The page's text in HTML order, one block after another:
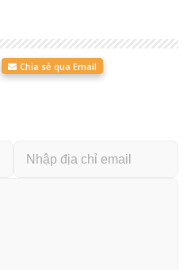
Chia sẻ qua Email